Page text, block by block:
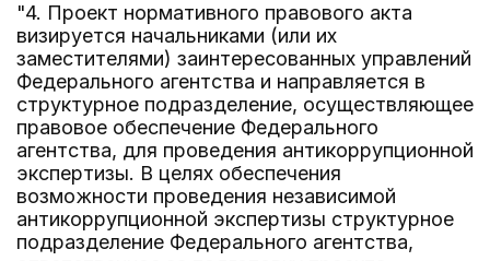
"4. Проект нормативного правового акта
визируется начальниками (или их
заместителями) заинтересованных управлений
Федерального агентства и направляется в
структурное подразделение, осуществляющее
правовое обеспечение Федерального
агентства, для проведения антикоррупционной
экспертизы. В целях обеспечения
возможности проведения независимой
антикоррупционной экспертизы структурное
подразделение Федерального агентства,